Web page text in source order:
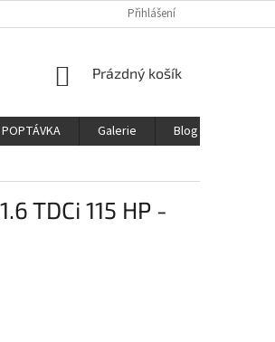
Přihlášení
NÁKUPNÍ
Prázdný košík
POPTÁVKA Galerie Blog
TDCi 115 HP -